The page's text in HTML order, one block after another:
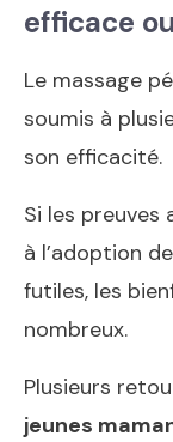
efficace
Le massage
soumis à
son efficacité.
Si les preuves
à l’adoption
futiles, les
nombreux.
Plusieurs
jeunes